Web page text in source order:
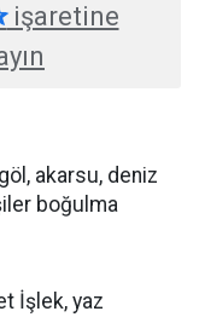
işaretine
akarsu, deniz
boğulma
İşlek, yaz